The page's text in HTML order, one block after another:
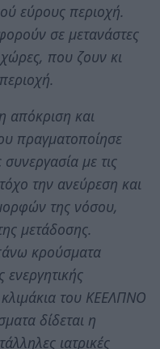
εύρους περιοχή.
σε μετανάστες
που ζουν κι
απόκριση και
πραγματοποίησε
με τις
την ανεύρεση και
της νόσου,
μετάδοσης.
κρούσματα
του ΚΕΕΛΠΝΟ
δίδεται η
ιατρικές